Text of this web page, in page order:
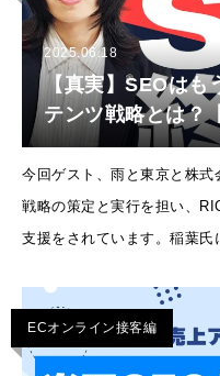
2025.06.18
【真実】SEOはも
テンツ戦略とは？
ットショップ】
今回ゲスト、雨と東京と株
戦略の策定と実行を担い、
支援をされています。稲葉
ECオンライン接客編